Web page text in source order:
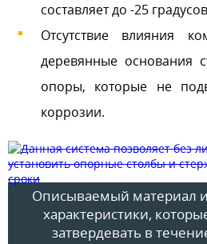
составляет до -25
Отсутствие влияния
деревянные основания
опоры, которые не
коррозии.
Описываемый материал
характеристики,
затвердевать в